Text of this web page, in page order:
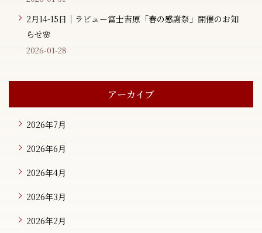
2月14-15日｜ラビュー富士吉原「春の感謝祭」開催のお知
らせ🌸
2026-01-28
アーカイブ
2026年7月
2026年6月
2026年4月
2026年3月
2026年2月